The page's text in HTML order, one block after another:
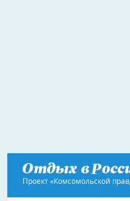
Проект «Комсомольской